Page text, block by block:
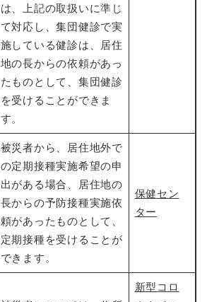
は、上記の取扱いに準じ
て対応し、集団健診で実
施している健診は、居住
地の長からの依頼があっ
たものとして、集団健診
を受けることができま
す。
被災者から、居住地外で
の定期接種実施希望の申
出がある場合、居住地の
長からの予防接種実施依
頼があったものとして、
定期接種を受けることが
できます。
保健セン
ター
新型コロ